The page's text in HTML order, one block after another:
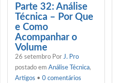
Parte 32: Análise
Técnica – Por Que
e Como
Acompanhar o
Volume
26 setembro Por J. Pro
postado em Análise Técnica,
Artigos • 0 comentários